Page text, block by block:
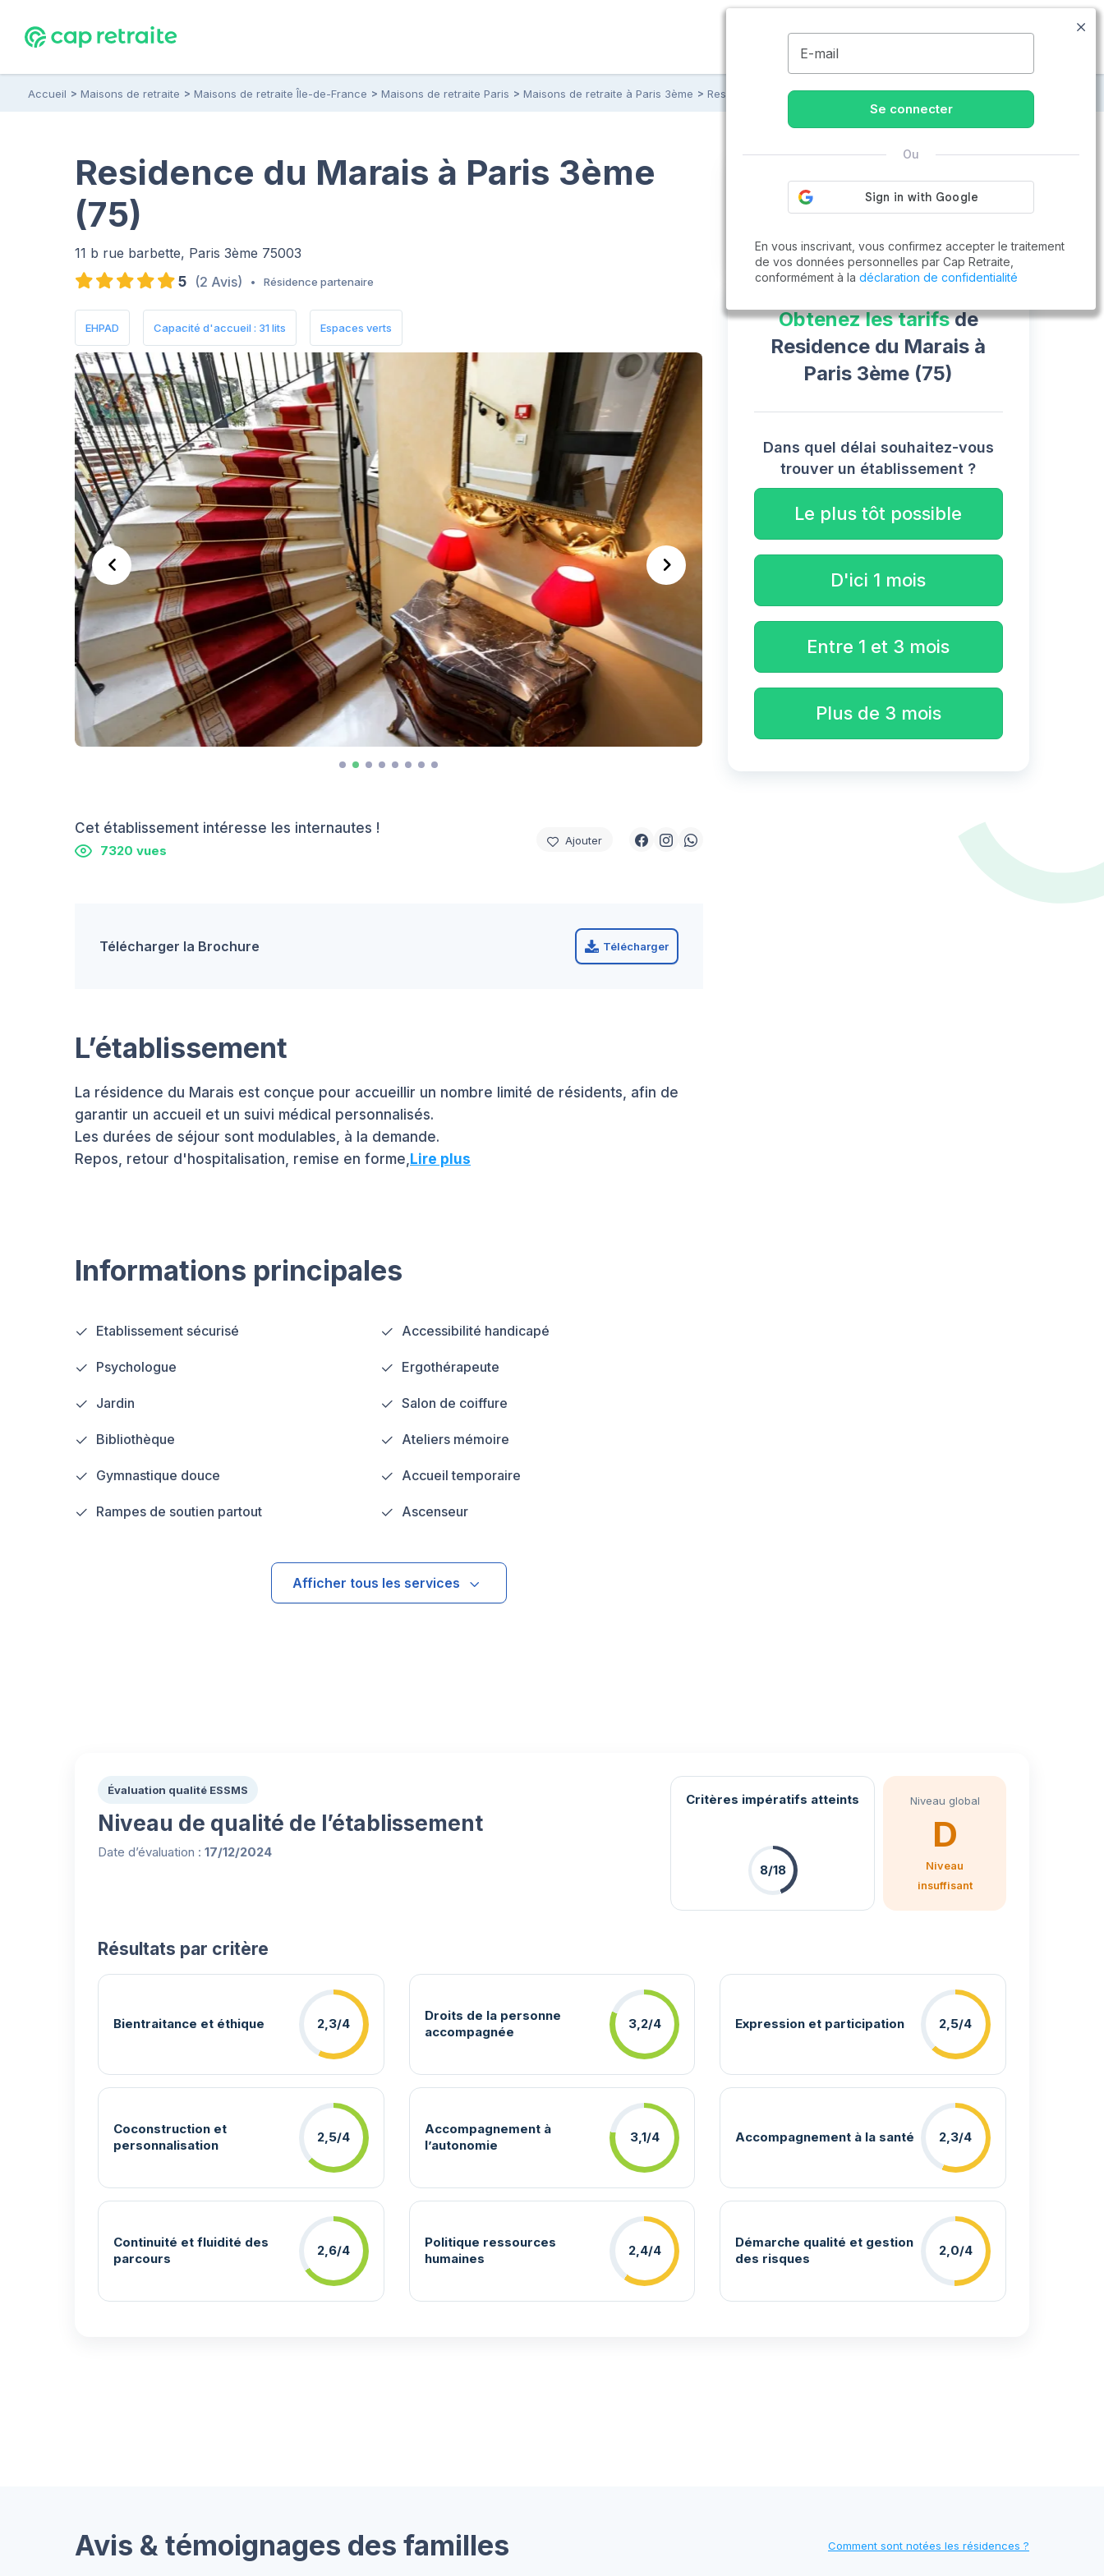
01.86.65.51.00
Accueil Maisons de retraite Maisons de retraite Île-de-France Maisons de retraite Paris Maisons de retraite à Paris 3ème Residence du Marais
Cet établissement intéresse les internautes !
7320 vues
Ajouter
Télécharger la Brochure Télécharger
Residence du Marais à Paris 3ème
(75)
11 b rue barbette, Paris 3ème 75003
5 (2 Avis) • Résidence partenaire
EHPAD Capacité d'accueil : 31 lits Espaces verts
L’établissement
La résidence du Marais est conçue pour accueillir un nombre limité de résidents, afin de
garantir un accueil et un suivi médical personnalisés.
Les durées de séjour sont modulables, à la demande.
Repos, retour d'hospitalisation, remise en forme, Lire plus
Informations principales
Etablissement sécurisé Accessibilité handicapé
Psychologue Ergothérapeute
Jardin Salon de coiffure
Bibliothèque Ateliers mémoire
Gymnastique douce Accueil temporaire
Rampes de soutien partout Ascenseur
Afficher tous les services
Cap Retraite vous aide à trouver un emploi
Obtenez les tarifsde
Residence du Marais à
Paris 3ème (75)
Dans quel délai souhaitez-vous
trouver un établissement ?
Le plus tôt possible
D'ici 1 mois
Entre 1 et 3 mois
Plus de 3 mois
Évaluation qualité ESSMS
Niveau de qualité de l’établissement
Date d’évaluation : 17/12/2024
Niveau global
D
Niveau
insuffisant
Critères impératifs atteints
8/18
Résultats par critère
Bientraitance et éthique 2,3/4
Droits de la personne
accompagnée
3,2/4 Expression et participation 2,5/4
Coconstruction et
personnalisation
2,5/4
Accompagnement à
l’autonomie
3,1/4 Accompagnement à la santé 2,3/4
Continuité et fluidité des
parcours
2,6/4
Politique ressources
humaines
2,4/4
Démarche qualité et gestion
des risques
2,0/4
Avis & témoignages des familles Comment sont notées les résidences ?
E-mail
Se connecter
Ou
En vous inscrivant, vous confirmez accepter le traitement
de vos données personnelles par Cap Retraite,
conformément à la déclaration de confidentialité